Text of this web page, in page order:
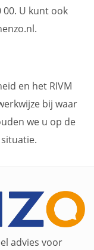
U kunt ook
en het RIVM
bij waar
we u op de
advies voor